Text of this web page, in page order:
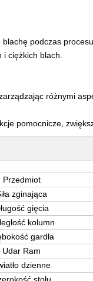
podczas
ciężkich blach.
różnymi
pomocnicze,
Przedmiot
zginająca
gięcia
kolumn
gardła
Udar Ram
dzienne